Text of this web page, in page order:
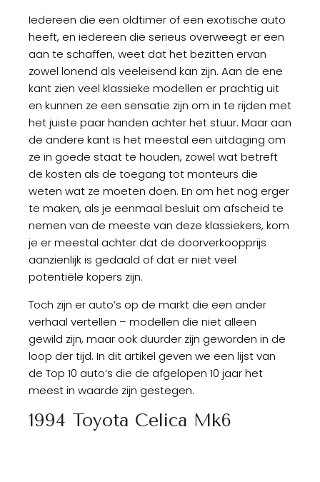
Iedereen die een oldtimer of een exotische auto
heeft, en iedereen die serieus overweegt er een
aan te schaffen, weet dat het bezitten ervan
zowel lonend als veeleisend kan zijn. Aan de ene
kant zien veel klassieke modellen er prachtig uit
en kunnen ze een sensatie zijn om in te rijden met
het juiste paar handen achter het stuur. Maar aan
de andere kant is het meestal een uitdaging om
ze in goede staat te houden, zowel wat betreft
de kosten als de toegang tot monteurs die
weten wat ze moeten doen. En om het nog erger
te maken, als je eenmaal besluit om afscheid te
nemen van de meeste van deze klassiekers, kom
je er meestal achter dat de doorverkoopprijs
aanzienlijk is gedaald of dat er niet veel
potentiële kopers zijn.
Toch zijn er auto’s op de markt die een ander
verhaal vertellen – modellen die niet alleen
gewild zijn, maar ook duurder zijn geworden in de
loop der tijd. In dit artikel geven we een lijst van
de Top 10 auto’s die de afgelopen 10 jaar het
meest in waarde zijn gestegen.
1994 Toyota Celica Mk6